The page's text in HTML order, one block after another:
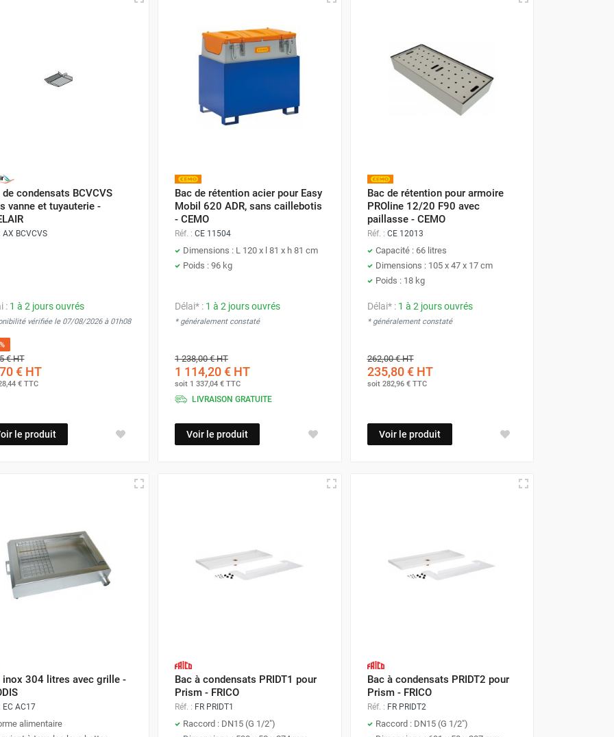
de condensats BCVCVS
vanne et tuyauterie -
AX BCVCVS
: 1 à 2 jours ouvrés
vérifiée le 07/08/2026 à 01h08
€HT
€HT
€TTC
le produit
Bac de rétention acier pour Easy
Mobil 620 ADR, sans caillebotis
- CEMO
Réf. : CE 11504
Dimensions : L 120 x l 81 x h 81 cm
Poids : 96 kg
Délai* : 1 à 2 jours ouvrés
* généralement constaté
1 238,00 €HT
1 114,20 € HT
soit 1 337,04 € TTC
LIVRAISON GRATUITE
Voir le produit
Bac de rétention pour armoire
PROline 12/20 F90 avec
paillasse - CEMO
Réf. : CE 12013
Capacité : 66 litres
Dimensions : 105 x 47 x 17 cm
Poids : 18 kg
Délai* : 1 à 2 jours ouvrés
* généralement constaté
262,00 €HT
235,80 €HT
soit 282,96 €TTC
Voir le produit
inox 304 litres avec grille -
EC AC17
alimentaire
Bac à condensats PRIDT1 pour
Prism - FRICO
Réf. : FR PRIDT1
Raccord : DN15 (G 1/2")
Bac à condensats PRIDT2 pour
Prism - FRICO
Réf. : FR PRIDT2
Raccord : DN15 (G 1/2")